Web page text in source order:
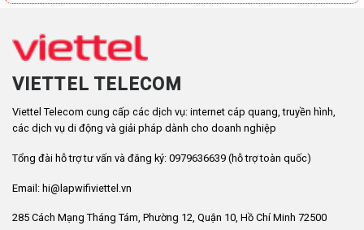
VIETTEL TELECOM
Viettel Telecom cung cấp các dịch vụ: internet cáp quang, truyền hình,
các dịch vụ di động và giải pháp dành cho doanh nghiệp
Tổng đài hỗ trợ tư vấn và đăng ký: 0979636639 (hỗ trợ toàn quốc)
Email: hi@lapwifiviettel.vn
285 Cách Mạng Tháng Tám, Phường 12, Quận 10, Hồ Chí Minh 72500